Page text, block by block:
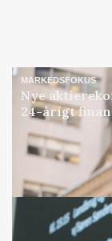
MARKEDSFOKUS
Nye
24-årigt